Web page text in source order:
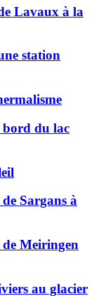
Lavaux à la
station
bord du lac
Sargans à
de Meiringen
au glacier